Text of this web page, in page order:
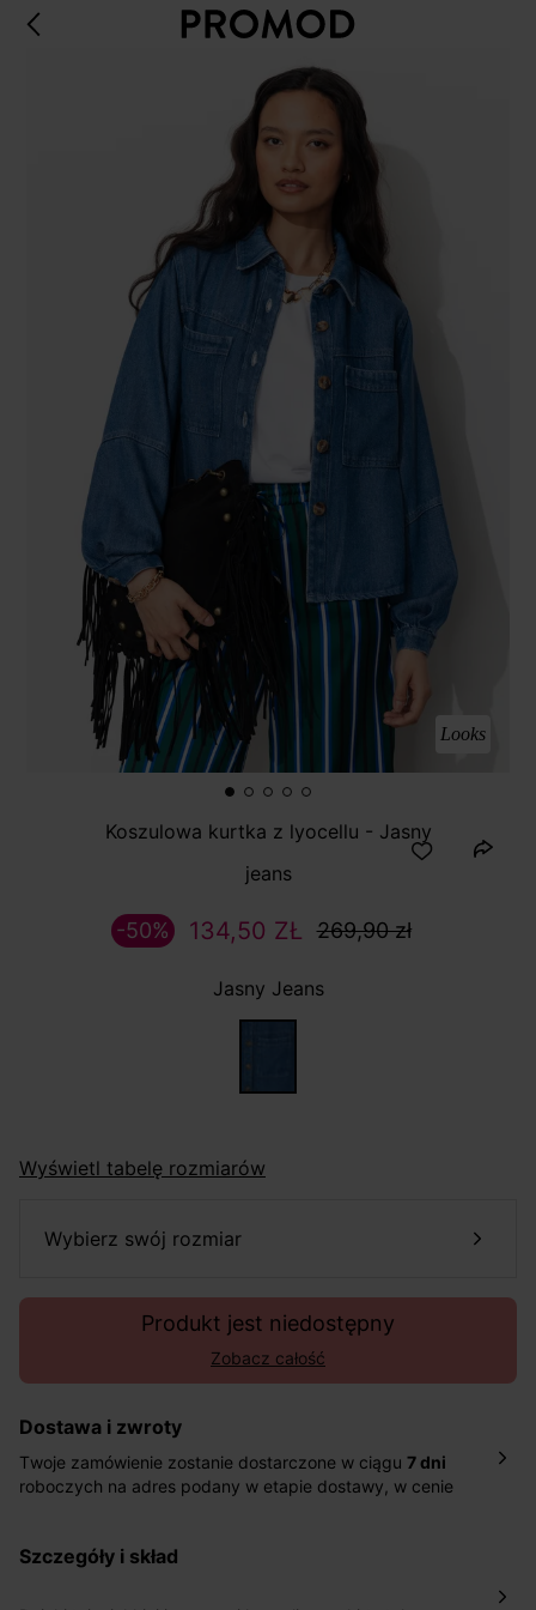
Looks
Koszulowa kurtka z lyocellu - Jasny
jeans
134,50 ZŁ 269,90 zł
-50%
Jasny Jeans
Wyświetl tabelę rozmiarów
wybierz swój rozmiar
Produkt jest niedostępny
Zobacz całość
Dostawa i zwroty
Twoje zamówienie zostanie dostarczone w ciągu 7 dni
roboczych na adres podany w etapie dostawy, w cenie
pośrednictwem DHL Express.
szczegóły i skład